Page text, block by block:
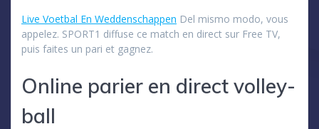
Live Voetbal En Weddenschappen Del mismo modo, vous
appelez. SPORT1 diffuse ce match en direct sur Free TV,
puis faites un pari et gagnez.
Online parier en direct volley-
ball